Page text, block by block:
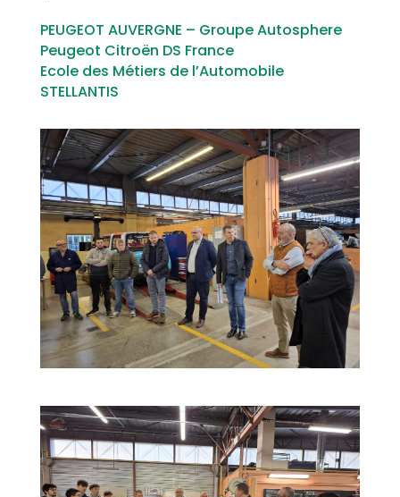
PEUGEOT AUVERGNE – Groupe Autosphere
Peugeot Citroën DS France
Ecole des Métiers de l’Automobile
STELLANTIS